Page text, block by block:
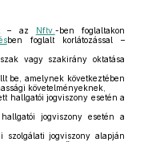
– az Nftv. -ben foglaltakon
ben foglalt korlátozással –
vagy szakirány oktatása
be, amelynek következtében
követelményeknek,
hallgatói jogviszony esetén a
jogviszony esetén a
szolgálati jogviszony alapján